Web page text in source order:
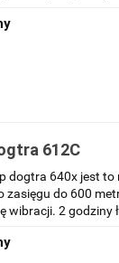
612C
dogtra 640x jest
zasięgu do 600
wibracji. 2 godziny